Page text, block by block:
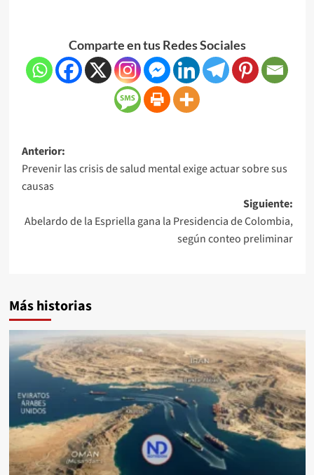
Comparte en tus Redes Sociales
Anterior:
Prevenir las crisis de salud mental exige actuar sobre sus
causas
Siguiente:
Abelardo de la Espriella gana la Presidencia de Colombia,
según conteo preliminar
Más historias